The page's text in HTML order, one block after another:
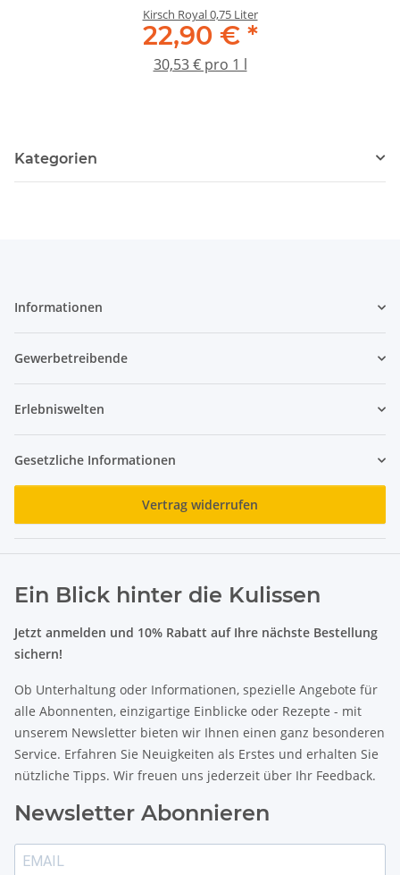
Kirsch Royal 0,75 Liter
22,90 € *
30,53 € pro 1 l
Kategorien
Informationen
Gewerbetreibende
Erlebniswelten
Gesetzliche Informationen
Vertrag widerrufen
Ein Blick hinter die Kulissen
Jetzt anmelden und 10% Rabatt auf Ihre nächste Bestellung
sichern!
Ob Unterhaltung oder Informationen, spezielle Angebote für
alle Abonnenten, einzigartige Einblicke oder Rezepte - mit
unserem Newsletter bieten wir Ihnen einen ganz besonderen
Service. Erfahren Sie Neuigkeiten als Erstes und erhalten Sie
nützliche Tipps. Wir freuen uns jederzeit über Ihr Feedback.
Newsletter Abonnieren